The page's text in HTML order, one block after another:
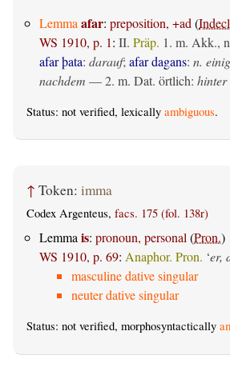
Lemma afar: preposition, +ad (
WS 1910, p. 1: II. Präp. 1. m. Akk.,
afar þata: darauf; afar dagans: n.
nachdem — 2. m. Dat. örtlich: hinter
Status: not verified, lexically ambiguous.
↑ Token: imma
Codex Argenteus, facs. 175 (fol. 138r)
Lemmais: pronoun, personal(Pron.)
WS 1910, p. 69: Anaphor. Pron. ‘er,
masculine dative singular
neuter dative singular
Status: not verified, morphosyntactically